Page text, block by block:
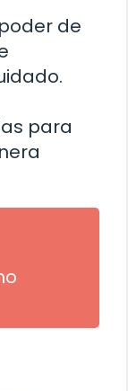
de
para